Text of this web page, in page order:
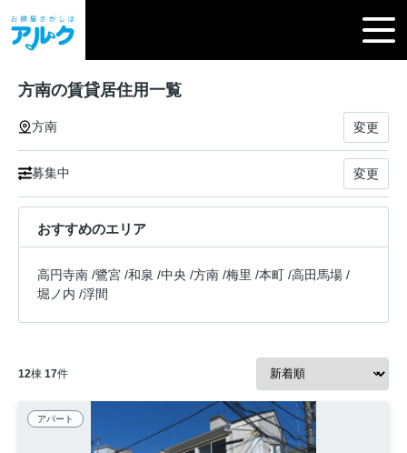
方南の賃貸居住用一覧
方南 変更
募集中 変更
おすすめのエリア
高円寺南 /鷺宮 /和泉 /中央 /方南 /梅里 /本町 /高田馬場 /
堀ノ内 /浮間
12棟 17件
アパート